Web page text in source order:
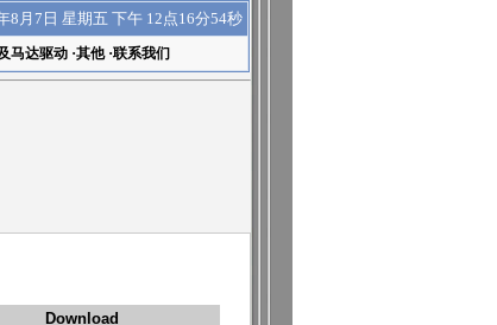
8月7日 星期五 下午 12点16分54秒
马达驱动·其他·联系我们
Download